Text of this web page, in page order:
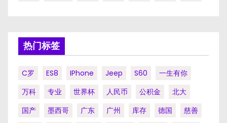
热门标签
C罗 ES8 IPhone Jeep S60
一生有你
万科
专业 世界杯 人民币 公积金
北大
国产
墨西哥 广东 广州 库存 德国
慈善